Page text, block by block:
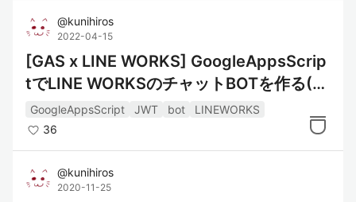
@kunihiros
2022-04-15
[GAS x LINE WORKS] GoogleAppsScrip
tでLINE WORKSのチャットBOTを作る(A
PI2.0 ver)
GoogleAppsScript JWT bot
LINEWORKS
36
@kunihiros
2020-11-25